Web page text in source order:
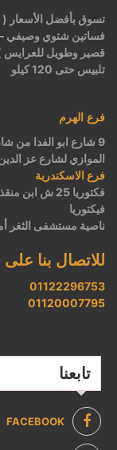
تسوق بأفضل الأسعار (
فساتين شتوي وصيفي –
قصير وطويل للعرايس
تلبيس حتى 120 كيلو
فرع الهرم
9 شارع ابو الفدا من
الموازي لشارع عز
فرع الاسكندرية
فكتوريا 25 ش
فيكتوريا
ناصية مستشفى الثغر
للاتصال بنا على
01122296753
01120007795
تابعنا
FACEBOOK